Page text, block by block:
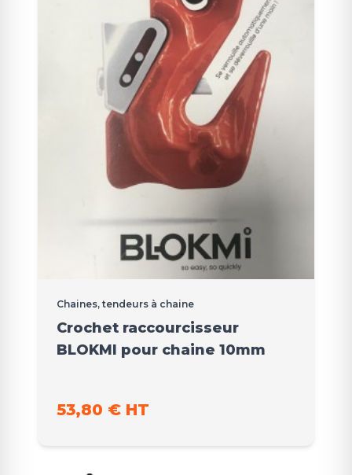
Chaines, tendeurs à chaine
Crochet raccourcisseur
BLOKMI pour chaine 10mm
53,80 € HT